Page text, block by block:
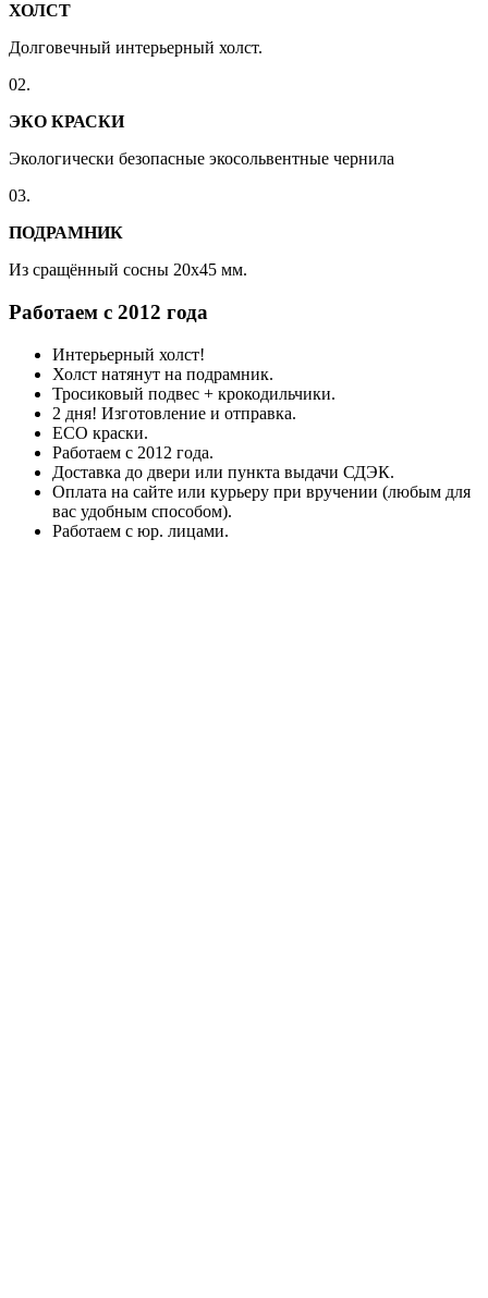
ХОЛСТ
Долговечный интерьерный холст.
02.
ЭКО КРАСКИ
Экологически безопасные экосольвентные чернила
03.
ПОДРАМНИК
Из сращённый сосны 20x45 мм.
Работаем с 2012 года
Интерьерный холст!
Холст натянут на подрамник.
Тросиковый подвес + крокодильчики.
2 дня! Изготовление и отправка.
ECO краски.
Работаем с 2012 года.
Доставка до двери или пункта выдачи СДЭК.
Оплата на сайте или курьеру при вручении (любым для
вас удобным способом).
Работаем с юр. лицами.